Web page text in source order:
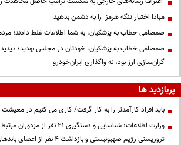
مبادا اختیار تنگه هرمز را به دشمن بدهید
صمصامی خطاب به پزشکیان: به شما اطلاعات غلط دادند؛
صمصامی خطاب به پزشکیان: خودتان در مجلس بودید؛ دیدید
گران‌سازی ارز بود، نه واگذاری ایران‌خودرو
پربازدید ها
باید افراد کارآمدتر را به کار گرفت/ کاری می کنیم در
وزارت اطلاعات: شناسایی و دستگیری
تروریستی رژیم صهیونیستی و